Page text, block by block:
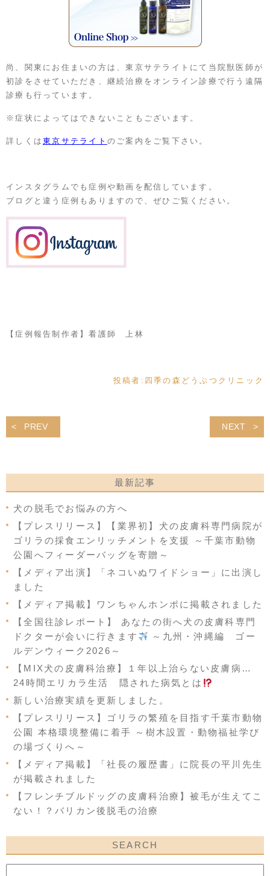
尚、関東にお住まいの方は、東京サテライトにて当院獣医師が
初診をさせていただき、継続治療をオンライン診療で行う遠隔
診療も行っています。
※症状によってはできないこともございます。
詳しくは 東京サテライト のご案内をご覧下さい。
インスタグラムでも症例や動画を配信しています。
ブログと違う症例もありますので、ぜひご覧ください。
【症例報告制作者】看護師 上林
投稿者: 四季の森どうぶつクリニック
PREV NEXT
最新記事
犬の脱毛でお悩みの方へ
【プレスリリース】【業界初】犬の皮膚科専門病院が
ゴリラの採食エンリッチメントを支援 ～千葉市動物
公園へフィーダーバッグを寄贈～
【メディア出演】「ネコいぬワイドショー」に出演し
ました
【メディア掲載】ワンちゃんホンポに掲載されました
【全国往診レポート】 あなたの街へ犬の皮膚科専門
ドクターが会いに行きます
～九州・沖縄編 ゴー
ルデンウィーク2026～
【MIX犬の皮膚科治療】１年以上治らない皮膚病…
24時間エリカラ生活 隠された病気とは
新しい治療実績を更新しました。
【プレスリリース】ゴリラの繁殖を目指す千葉市動物
公園 本格環境整備に着手 ～樹木設置・動物福祉学び
の場づくりへ～
【メディア掲載】「社長の履歴書」に院長の平川先生
が掲載されました
【フレンチブルドッグの皮膚科治療】被毛が生えてこ
ない！？バリカン後脱毛の治療
SEARCH